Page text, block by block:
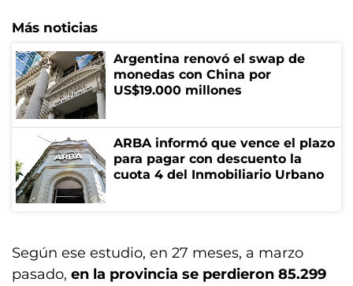
Más noticias
Argentina renovó el swap de
monedas con China por
US$19.000 millones
ARBA informó que vence el plazo
para pagar con descuento la
cuota 4 del Inmobiliario Urbano
Según ese estudio, en 27 meses, a marzo
pasado, en la provincia se perdieron 85.299